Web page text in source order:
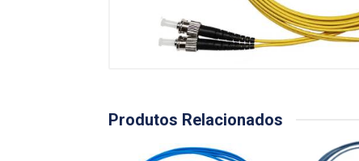
Produtos Relacionados